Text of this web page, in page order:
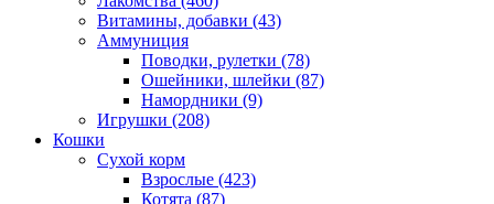
Витамины, добавки (43)
Аммуниция
Поводки, рулетки (78)
Ошейники, шлейки (87)
Намордники (9)
Игрушки (208)
Кошки
Сухой корм
Взрослые (423)
Котята (87)